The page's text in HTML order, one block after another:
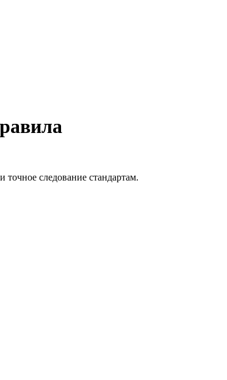
следование стандартам.